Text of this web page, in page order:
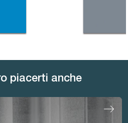
piacerti anche